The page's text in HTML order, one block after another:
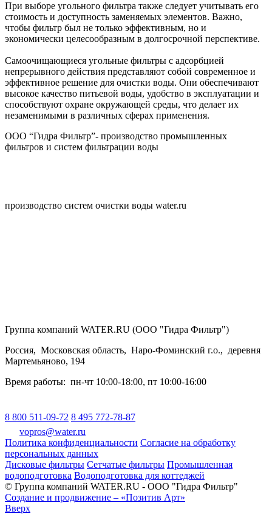
При выборе угольного фильтра также следует учитывать его
стоимость и доступность заменяемых элементов. Важно,
чтобы фильтр был не только эффективным, но и
экономически целесообразным в долгосрочной перспективе.
Самоочищающиеся угольные фильтры с адсорбцией
непрерывного действия представляют собой современное и
эффективное решение для очистки воды. Они обеспечивают
высокое качество питьевой воды, удобство в эксплуатации и
способствуют охране окружающей среды, что делает их
незаменимыми в различных сферах применения.
ООО “Гидра Фильтр”- производство промышленных
фильтров и систем фильтрации воды
производство систем очистки воды water.ru
Группа компаний WATER.RU (ООО "Гидра Фильтр")
Россия, Московская область, Наро-Фоминский г.о., деревня
Мартемьяново, 194
Время работы: пн-чт 10:00-18:00, пт 10:00-16:00
8 800 511-09-72 8 495 772-78-87
vopros@water.ru
Политика конфиденциальности Согласие на обработку
персональных данных
Дисковые фильтры Сетчатые фильтры Промышленная
водоподготовка Водоподготовка для коттеджей
© Группа компаний WATER.RU - ООО "Гидра Фильтр"
Создание и продвижение – «Позитив Арт»
Вверх